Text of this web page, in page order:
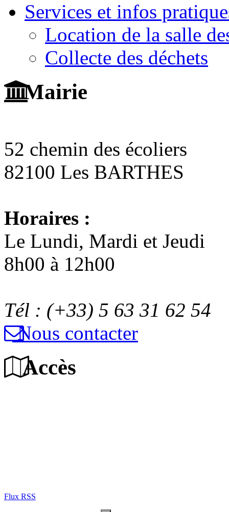
Services et infos
Location de la salle
Collecte des déchets
Mairie
52 chemin des écoliers
82100 Les BARTHES
Horaires :
Le Lundi, Mardi et Jeudi
8h00 à 12h00
Tél : (+33) 5 63 31 62 54
Nous contacter
Accès
Flux RSS